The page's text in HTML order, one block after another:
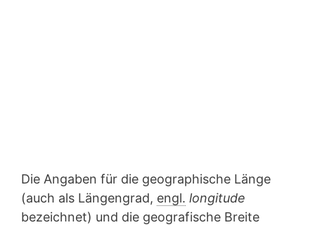
Die Angaben für die geographische Länge
(auch als Längengrad, engl. longitude
bezeichnet) und die geografische Breite